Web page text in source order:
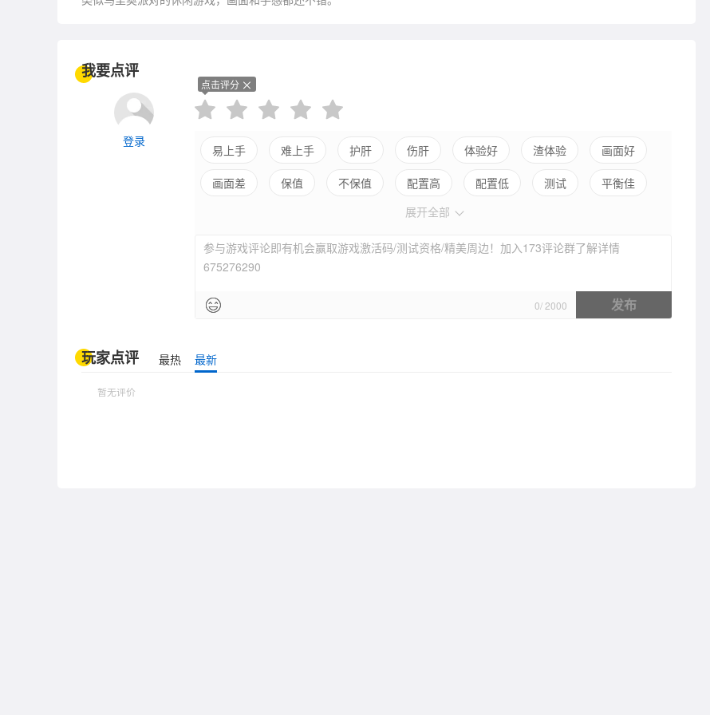
我要点评
登录
点击评分
易上手 难上手 护肝 伤肝 体验好 渣体验 画面好
画面差 保值 不保值 配置高 配置低 测试 平衡佳
展开全部
参与游戏评论即有机会赢取游戏激活码/测试资格/精美周边！加入173评论群了解详情
675276290
0/ 2000 发布
玩家点评 最热 最新
暂无评价